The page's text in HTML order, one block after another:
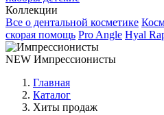
Коллекции
Все о дентальной косметике
скорая помощь Pro Angle Hyal
NEW Импрессионисты
Главная
Каталог
Хиты продаж